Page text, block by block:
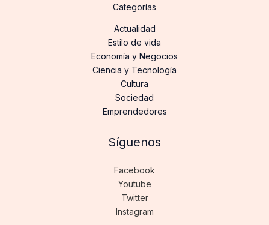
Categorías
Actualidad
Estilo de vida
Economía y Negocios
Ciencia y Tecnología
Cultura
Sociedad
Emprendedores
Síguenos
Facebook
Youtube
Twitter
Instagram